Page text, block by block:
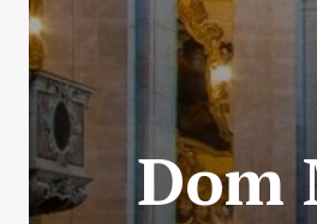
Dom